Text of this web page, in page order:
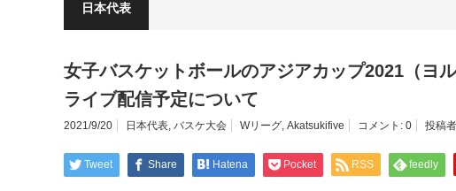
日本代表
女子バスケットボールのアジアカップ2021（ヨ
ライブ配信予定について
2021/9/20 日本代表, バスケ大会 Wリーグ, Akatsukifive コメント: 0 投稿
Tweet Share Hatena Pocket RSS feedly